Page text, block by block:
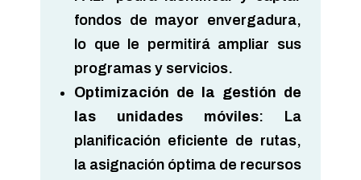
fondos de mayor envergadura,
lo que le permitirá ampliar sus
programas y servicios.
Optimización de la gestión de
las unidades móviles: La
planificación eficiente de rutas,
la asignación óptima de recursos